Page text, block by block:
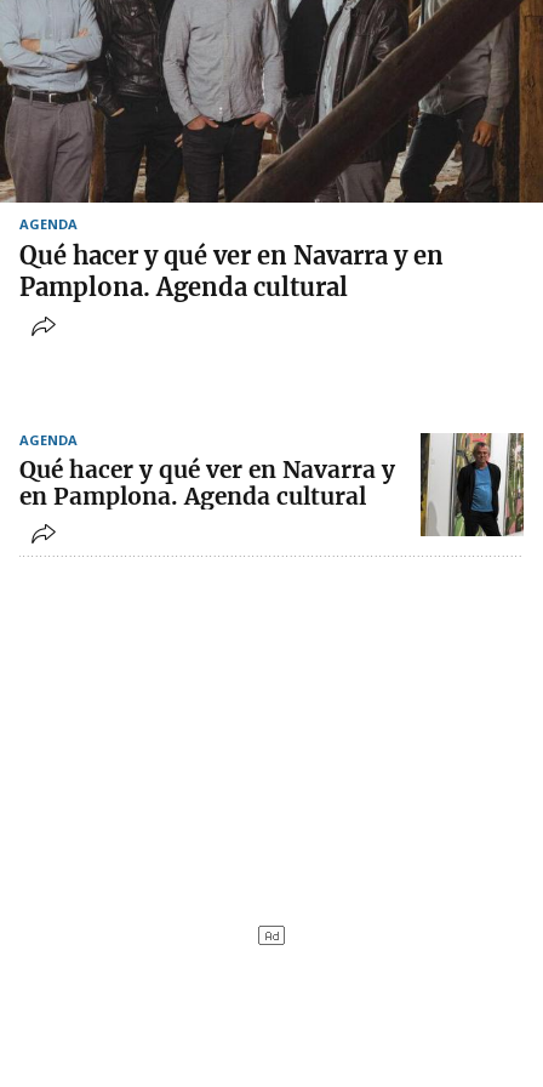
AGENDA
Qué hacer y qué ver en Navarra y en
Pamplona. Agenda cultural
AGENDA
Qué hacer y qué ver en Navarra y
en Pamplona. Agenda cultural